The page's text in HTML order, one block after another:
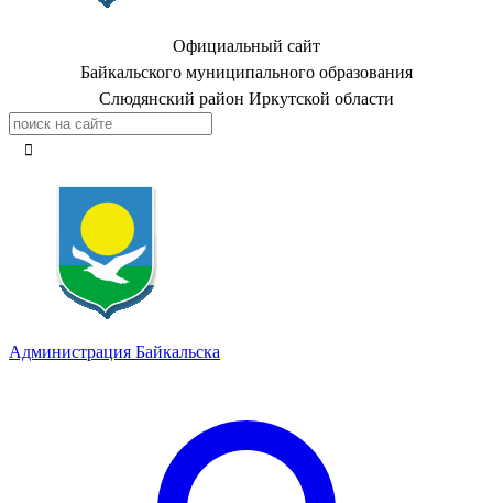
Официальный сайт
Байкальского муниципального образования
Слюдянский район Иркутской области
Администрация Байкальска